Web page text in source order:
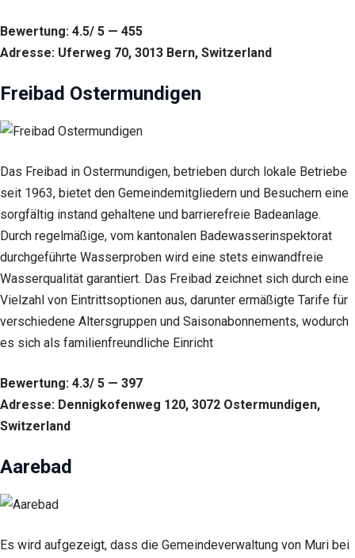
Bewertung: 4.5/ 5 — 455
Adresse: Uferweg 70, 3013 Bern, Switzerland
Freibad Ostermundigen
Das Freibad in Ostermundigen, betrieben durch lokale Betriebe
seit 1963, bietet den Gemeindemitgliedern und Besuchern eine
sorgfältig instand gehaltene und barrierefreie Badeanlage.
Durch regelmäßige, vom kantonalen Badewasserinspektorat
durchgeführte Wasserproben wird eine stets einwandfreie
Wasserqualität garantiert. Das Freibad zeichnet sich durch eine
Vielzahl von Eintrittsoptionen aus, darunter ermäßigte Tarife für
verschiedene Altersgruppen und Saisonabonnements, wodurch
es sich als familienfreundliche Einricht
Bewertung: 4.3/ 5 — 397
Adresse: Dennigkofenweg 120, 3072 Ostermundigen,
Switzerland
Aarebad
Es wird aufgezeigt, dass die Gemeindeverwaltung von Muri bei